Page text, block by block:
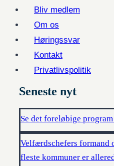
Bliv medlem
Om os
Høringssvar
Kontakt
Privatlivspolitik
Seneste nyt
Se det foreløbige
Velfærdschefers formand
fleste kommuner er